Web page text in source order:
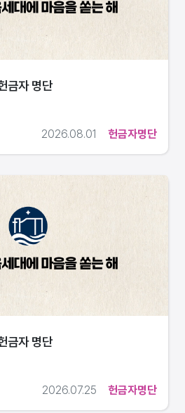
헌금자명단
2026.08.01
금자 명단
헌금자명단
2026.07.25
금자 명단